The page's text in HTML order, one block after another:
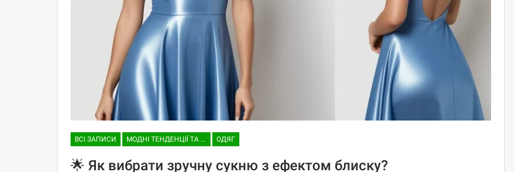
ВСІ ЗАПИСИ МОДНІ ТЕНДЕНЦІЇ ТА ТРЕНДИ ОДЯГ
🌟 Як вибрати зручну сукню з ефектом блиску?